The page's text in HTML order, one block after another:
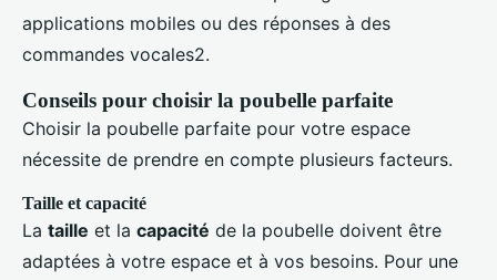
applications mobiles ou des réponses à des
commandes vocales2.
Conseils pour choisir la poubelle parfaite
Choisir la poubelle parfaite pour votre espace
nécessite de prendre en compte plusieurs facteurs.
Taille et capacité
La taille et la capacité de la poubelle doivent être
adaptées à votre espace et à vos besoins. Pour une